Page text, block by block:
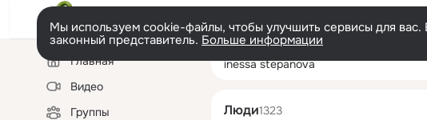
Мы используем cookie-файлы, чтобы улучшить сервисы для
законный представитель. Больше информации
Левая
колонкаГлавная
Видео
Группы
inessa stepanova
Люди1323